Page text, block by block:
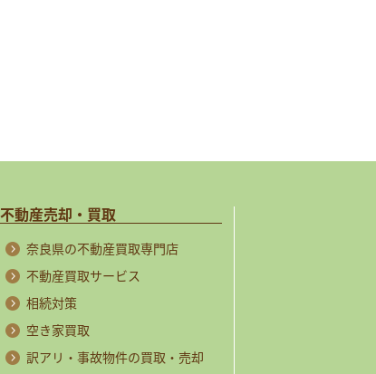
不動産売却・買取
奈良県の不動産買取専門店
不動産買取サービス
相続対策
空き家買取
訳アリ・事故物件の買取・売却